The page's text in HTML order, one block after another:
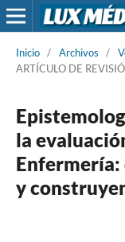
Inicio / Archivos /
ARTÍCULO DE
la
Enfermería:
y